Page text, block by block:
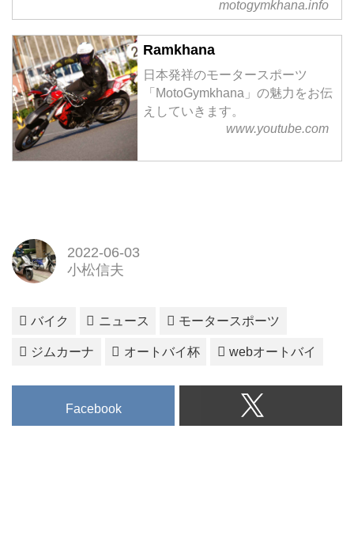
motogymkhana.info
Ramkhana
日本発祥のモータースポーツ
「MotoGymkhana」の魅力をお伝
えしていきます。
www.youtube.com
2022-06-03
小松信夫
バイク ニュース モータースポーツ
ジムカーナ オートバイ杯 webオートバイ
Facebook